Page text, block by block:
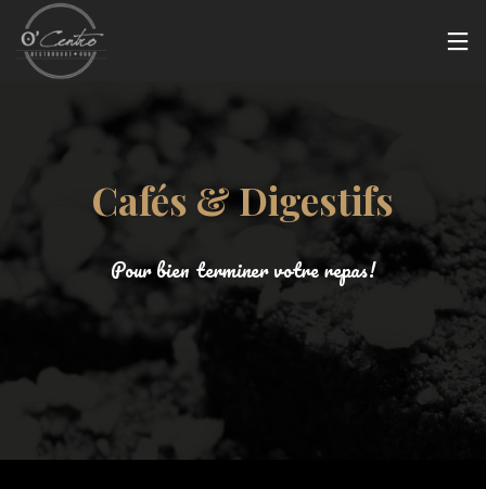
Cafés & Digestifs
Pour bien terminer votre repas!